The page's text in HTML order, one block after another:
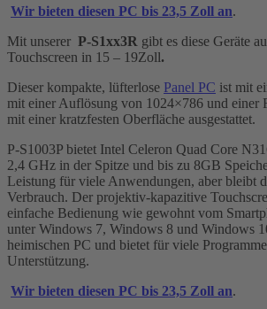
Wir bieten diesen PC bis 23,5 Zoll an.
Mit unserer P-S1xx3R gibt es diese Geräte
Touchscreen in 15 – 19Zoll.
Dieser kompakte, lüfterlose Panel PC ist mit
mit einer Auflösung von 1024×786 und einer
mit einer kratzfesten Oberfläche ausgestattet.
P-S1003P bietet Intel Celeron Quad Core
2,4 GHz in der Spitze und bis zu 8GB
Leistung für viele Anwendungen, aber bleibt
Verbrauch. Der projektiv-kapazitive
einfache Bedienung wie gewohnt vom
unter Windows 7, Windows 8 und Windows
heimischen PC und bietet für viele
Unterstützung.
Wir bieten diesen PC bis 23,5 Zoll an.